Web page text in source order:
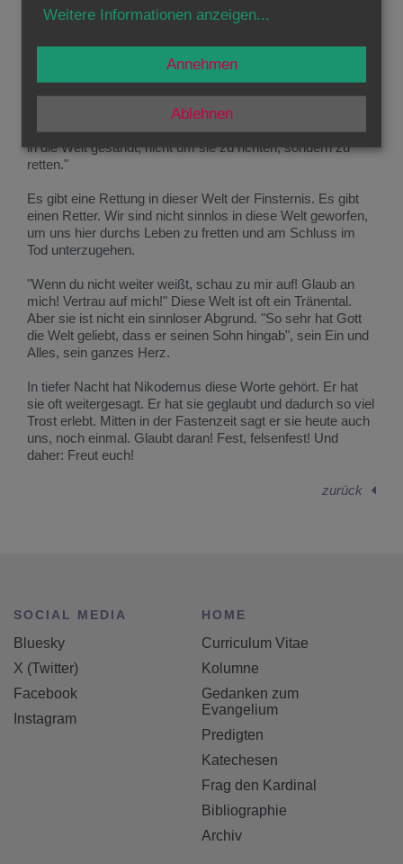
schließlich der Tod das letzte Wort haben? Wo ist Seine
Sie hat einen Namen, ein Gesicht. Nikodemus schaut in
dieses Gesicht, hört dessen Stimme, lauscht seinen
Worten. "Wer an mich glaubt, geht nicht zugrunde", hört der
Ratsherr seinen nächtlichen Gastgeber sagen. Und er
vernimmt diese wunderbaren Worte: "Gott hat seinen Sohn
in die Welt gesandt, nicht um sie zu richten, sondern zu
retten."
Es gibt eine Rettung in dieser Welt der Finsternis. Es gibt
einen Retter. Wir sind nicht sinnlos in diese Welt geworfen,
um uns hier durchs Leben zu fretten und am Schluss im
Tod unterzugehen.
"Wenn du nicht weiter weißt, schau zu mir auf! Glaub an
mich! Vertrau auf mich!" Diese Welt ist oft ein Tränental.
Aber sie ist nicht ein sinnloser Abgrund. "So sehr hat Gott
die Welt geliebt, dass er seinen Sohn hingab", sein Ein und
Alles, sein ganzes Herz.
In tiefer Nacht hat Nikodemus diese Worte gehört. Er hat
sie oft weitergesagt. Er hat sie geglaubt und dadurch so viel
Trost erlebt. Mitten in der Fastenzeit sagt er sie heute auch
uns, noch einmal. Glaubt daran! Fest, felsenfest! Und
daher: Freut euch!
zurück
SOCIAL MEDIA
Bluesky
X (Twitter)
Facebook
Instagram
HOME
Curriculum Vitae
Kolumne
Gedanken zum
Evangelium
Predigten
Katechesen
Frag den Kardinal
Bibliographie
Archiv
Weitere Informationen anzeigen...
Ablehnen
Annehmen